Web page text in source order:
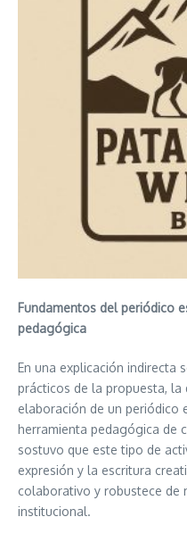
Fundamentos del periódico
pedagógica
En una explicación
prácticos de la propuesta,
elaboración de un periódico
herramienta pedagógica de
sostuvo que este tipo de
expresión y la escritura
colaborativo y robustece de
institucional.